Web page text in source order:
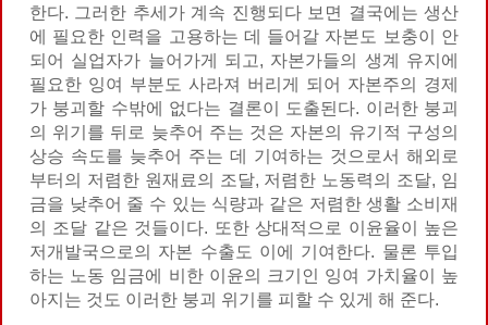
한다. 그러한 추세가 계속 진행되다 보면 결국에는 생산
에 필요한 인력을 고용하는 데 들어갈 자본도 보충이 안
되어 실업자가 늘어가게 되고, 자본가들의 생계 유지에
필요한 잉여 부분도 사라져 버리게 되어 자본주의 경제
가 붕괴할 수밖에 없다는 결론이 도출된다. 이러한 붕괴
의 위기를 뒤로 늦추어 주는 것은 자본의 유기적 구성의
상승 속도를 늦추어 주는 데 기여하는 것으로서 해외로
부터의 저렴한 원재료의 조달, 저렴한 노동력의 조달, 임
금을 낮추어 줄 수 있는 식량과 같은 저렴한 생활 소비재
의 조달 같은 것들이다. 또한 상대적으로 이윤율이 높은
저개발국으로의 자본 수출도 이에 기여한다. 물론 투입
하는 노동 임금에 비한 이윤의 크기인 잉여 가치율이 높
아지는 것도 이러한 붕괴 위기를 피할 수 있게 해 준다.